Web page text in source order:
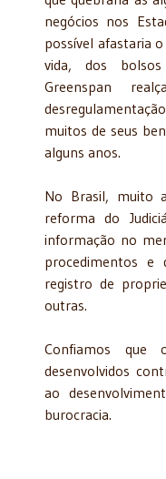
negócios nos
possível afastaria
vida, dos
Greenspan
muitos de seus
alguns anos.
No Brasil, muito
reforma do
informação no
procedimentos e
registro de
outras.
Confiamos que
desenvolvidos
ao
burocracia.